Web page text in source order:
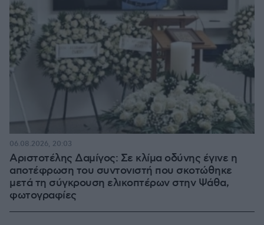
Αριστοτέλης Δαμίγος: Σε κλίμα οδύνης έγινε η
αποτέφρωση του συντονιστή που σκοτώθηκε
μετά τη σύγκρουση ελικοπτέρων στην Ψάθα,
φωτογραφίες
06.08.2026, 20:03